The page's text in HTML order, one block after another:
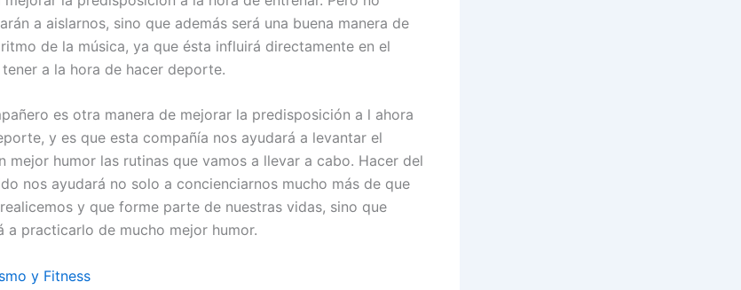
a aislarnos, sino que además será una buena manera de
de la música, ya que ésta influirá directamente en el
a la hora de hacer deporte.
es otra manera de mejorar la predisposición a l ahora
y es que esta compañía nos ayudará a levantar el
mejor humor las rutinas que vamos a llevar a cabo. Hacer del
nos ayudará no solo a concienciarnos mucho más de que
y que forme parte de nuestras vidas, sino que
a practicarlo de mucho mejor humor.
y Fitness